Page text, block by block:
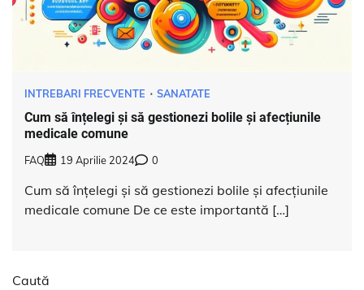
INTREBARI FRECVENTE SANATATE
Cum să înțelegi și să gestionezi bolile și afecțiunile
medicale comune
FAQ 19 Aprilie 2024 0
Cum să înțelegi și să gestionezi bolile și afecțiunile
medicale comune De ce este importantă […]
Caută